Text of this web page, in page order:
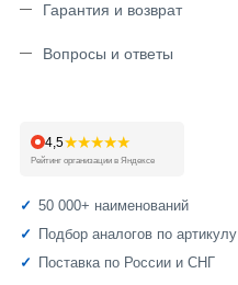
Гарантия и возврат
Вопросы и ответы
4,5★★★★★
Рейтинг организации в Яндексе
50 000+ наименований
Подбор аналогов по артикулу
Поставка по России и СНГ